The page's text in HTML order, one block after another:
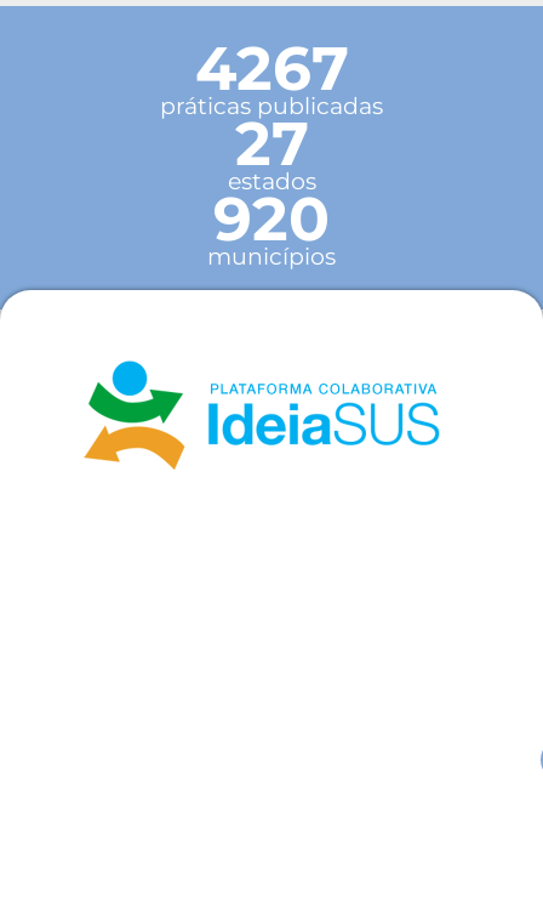
4267
práticas publicadas
27
estados
920
municípios